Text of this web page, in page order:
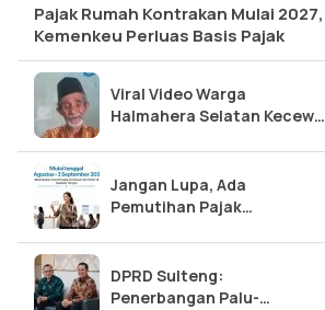
Pajak Rumah Kontrakan Mulai 2027,
Kemenkeu Perluas Basis Pajak
Viral Video Warga
Halmahera Selatan Kecewa
Jangan Lupa, Ada
Pemutihan Pajak
Denda!
DPRD Sulteng:
Penerbangan Palu-